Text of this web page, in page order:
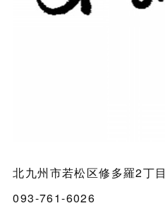
北九州市若松区修多羅2丁
093-761-6026